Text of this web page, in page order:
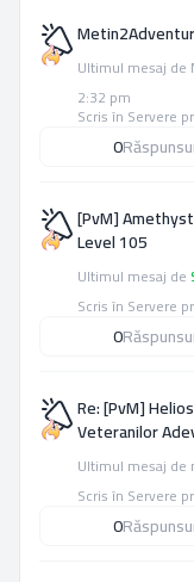
Ultimul mesaj de
2:32 pm
Scris în Servere
0
[PvM]
Level 105
Ultimul mesaj de
Scris în Servere
0
Re: [PvM]
Veteranilor
Ultimul mesaj de
Scris în Servere
0